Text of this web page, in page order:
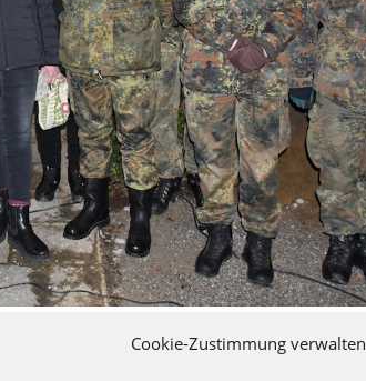
Cookie-Zustimmung verwalten
Kellmünz